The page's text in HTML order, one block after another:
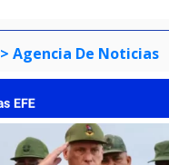
> Agencia De Noticias